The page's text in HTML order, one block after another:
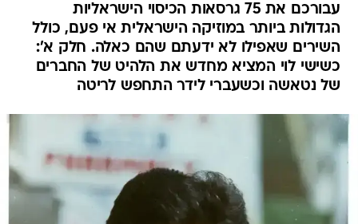
עבורכם את 75 גרסאות הכיסוי הישראליות
הגדולות ביותר במוזיקה הישראלית אי פעם, כולל
השירים שאפילו לא ידעתם שהם כאלה. חלק א':
כשישי לוי המציא מחדש את הלהיט של החברים
של נטאשה וכשעברי לידר התחפש לריטה